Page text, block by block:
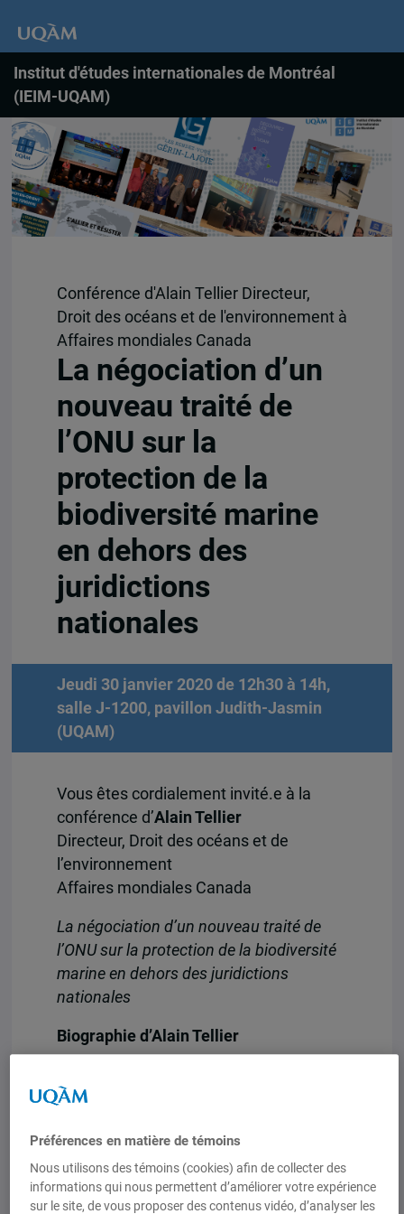
Institut d'études internationales de Montréal
(IEIM-UQAM)
Conférence d'Alain Tellier Directeur,
Droit des océans et de l'environnement à
Affaires mondiales Canada
La négociation d’un
nouveau traité de
l’ONU sur la
protection de la
biodiversité marine
en dehors des
juridictions
nationales
Jeudi 30 janvier 2020 de 12h30 à 14h,
salle J-1200, pavillon Judith-Jasmin
(UQAM)
Vous êtes cordialement invité.e à la
conférence d’Alain Tellier
Directeur, Droit des océans et de
l’environnement
Affaires mondiales Canada
La négociation d’un nouveau traité de
l’ONU sur la protection de la biodiversité
marine en dehors des juridictions
nationales
Biographie d’Alain Tellier
la division « Droit de la mer et droit de
Canada.
Il est détenteur d’un baccalauréat en
droit, d’un diplôme de deuxième cycle en
Préférences en matière de témoins
Nous utilisons des témoins (cookies) afin de collecter des
informations qui nous permettent d’améliorer votre expérience
sur le site, de vous proposer des contenus vidéo, d’analyser les